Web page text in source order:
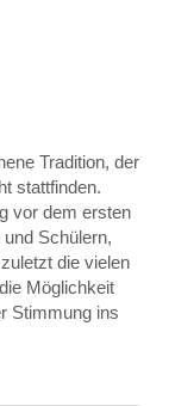
Tradition, der
stattfinden.
vor dem ersten
Schülern,
die vielen
Möglichkeit
Stimmung ins